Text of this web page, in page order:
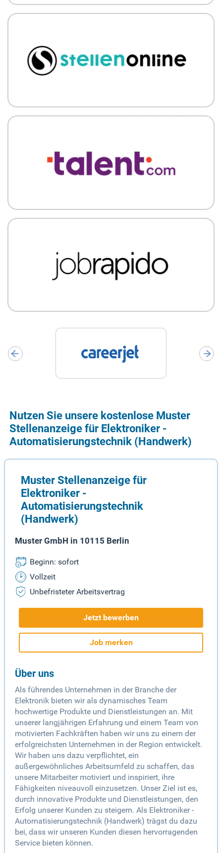
Nutzen Sie unsere kostenlose Muster
Stellenanzeige für Elektroniker -
Automatisierungstechnik (Handwerk)
Muster Stellenanzeige für
Elektroniker -
Automatisierungstechnik
(Handwerk)
Muster GmbH in 10115 Berlin
Beginn: sofort
Vollzeit
Unbefristeter Arbeitsvertrag
Jetzt bewerben
Job merken
Über uns
Als führendes Unternehmen in der Branche der
Elektronik bieten wir als dynamisches Team
hochwertige Produkte und Dienstleistungen an. Mit
unserer langjährigen Erfahrung und einem Team von
motivierten Fachkräften haben wir uns zu einem der
erfolgreichsten Unternehmen in der Region entwickelt.
Wir haben uns dazu verpflichtet, ein
außergewöhnliches Arbeitsumfeld zu schaffen, das
unsere Mitarbeiter motiviert und inspiriert, ihre
Fähigkeiten niveauvoll einzusetzen. Unser Ziel ist es,
durch innovative Produkte und Dienstleistungen, den
Erfolg unserer Kunden zu steigern. Als Elektroniker -
Automatisierungstechnik (Handwerk) trägst du dazu
bei, dass wir unseren Kunden diesen hervorragenden
Service bieten können.